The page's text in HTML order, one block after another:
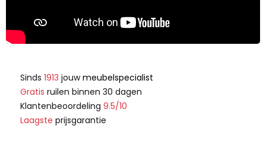
Sinds 1913 jouwmeubelspecialist
Gratis ruilen binnen 30 dagen
Klantenbeoordeling 9.5/10
Laagste prijsgarantie